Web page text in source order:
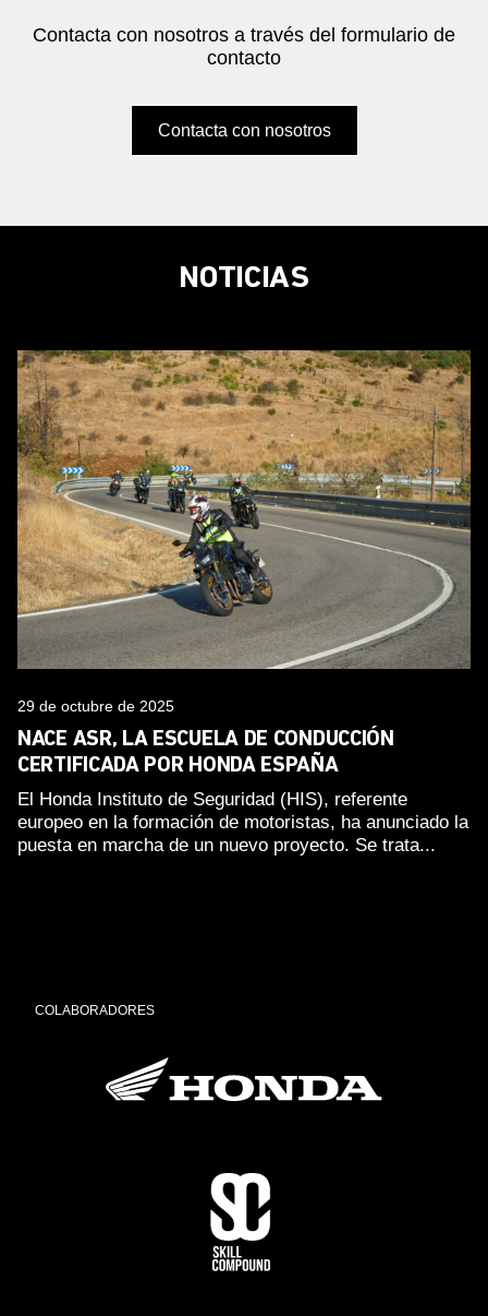
Contacta con nosotros a través del formulario de
contacto
Contacta con nosotros
NOTICIAS
29 de octubre de 2025
NACE ASR, LA ESCUELA DE CONDUCCIÓN
CERTIFICADA POR HONDA ESPAÑA
El Honda Instituto de Seguridad (HIS), referente
europeo en la formación de motoristas, ha anunciado la
puesta en marcha de un nuevo proyecto. Se trata...
COLABORADORES